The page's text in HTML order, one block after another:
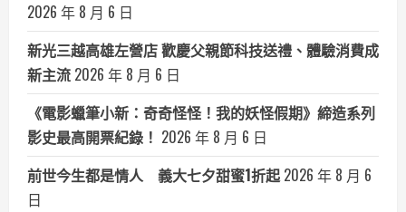
2026 年 8 月 6 日
新光三越高雄左營店 歡慶父親節科技送禮、體驗消費成
新主流 2026 年 8 月 6 日
《電影蠟筆小新：奇奇怪怪！我的妖怪假期》締造系列
影史最高開票紀錄！ 2026 年 8 月 6 日
前世今生都是情人 義大七夕甜蜜1折起 2026 年 8 月 6
日